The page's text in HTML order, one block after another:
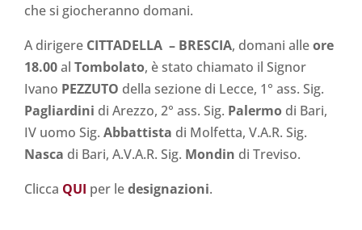
che si giocheranno domani.
A dirigere CITTADELLA – BRESCIA, domani alleore
18.00al Tombolato, è stato chiamato il Signor
Ivano PEZZUTO della sezione di Lecce, 1° ass. Sig.
Pagliardini di Arezzo, 2° ass. Sig. Palermo di Bari,
IV uomo Sig. Abbattista di Molfetta, V.A.R. Sig.
Nasca di Bari, A.V.A.R. Sig. Mondin di Treviso.
Clicca QUI per ledesignazioni.